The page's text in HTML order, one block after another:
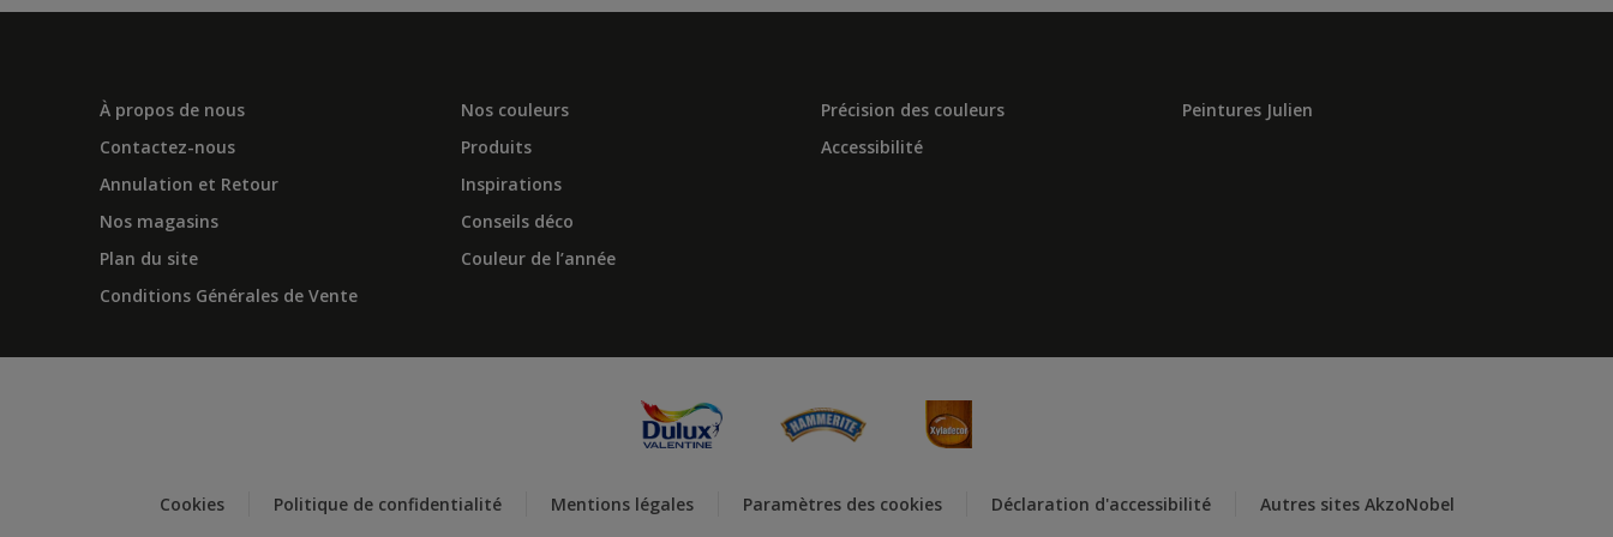
À propos de nous
Contactez-nous
Annulation et Retour
Nos magasins
Plan du site
Conditions Générales de Vente
Nos couleurs
Produits
Inspirations
Conseils déco
Couleur de l’année
Précision des couleurs
Accessibilité
Peintures Julien
Cookies Politique de confidentialité Mentions légales Paramètres des cookies Déclaration d'accessibilité Autres sites AkzoNobel